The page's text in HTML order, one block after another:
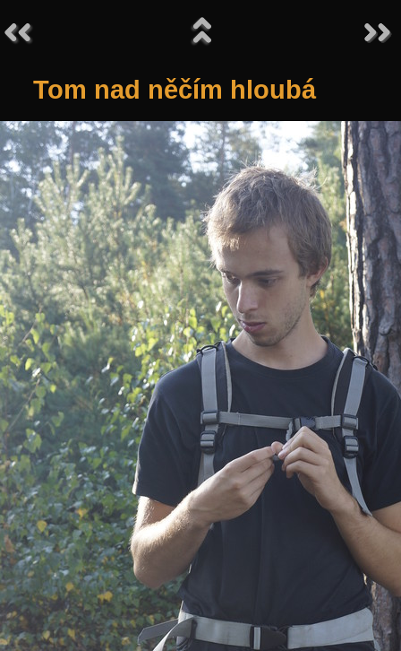
Tom nad něčím hloubá